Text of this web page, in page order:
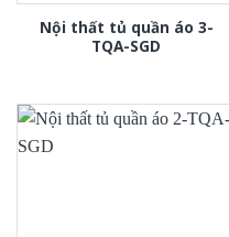
Nội thất tủ quần áo 3-
TQA-SGD